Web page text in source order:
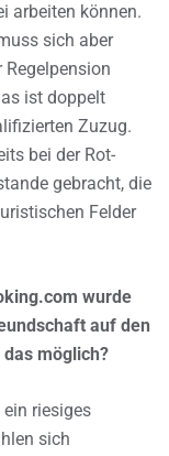
arbeiten können.
sich aber
ist doppelt
Zuzug.
bei der Rot-
gebracht, die
Felder
wurde
auf den
möglich?
riesiges
sich